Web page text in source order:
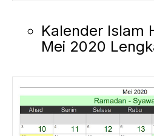
Kalender Islam
Mei 2020